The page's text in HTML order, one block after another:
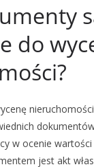
do
w ocenie wartości
jest akt